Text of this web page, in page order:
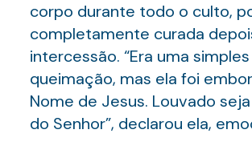
corpo durante todo o culto,
completamente curada
intercessão. “Era uma simples
queimação, mas ela foi
Nome de Jesus. Louvado
do Senhor”, declarou ela,